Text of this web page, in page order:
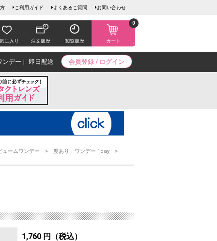
ご利用ガイド よくあるご質問 お問い合わせ
に入り 注文履歴 閲覧履歴 カート
0
会員登録 / ログイン
ンデー 即日配送
ュームワンデー
度あり｜ワンデー 1day
1,760 円（税込）